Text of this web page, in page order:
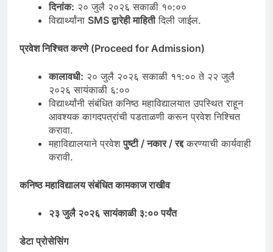
दिनांक: २० जुलै २०२६ सकाळी १०:००
विद्यार्थ्यांना SMSद्वारेही माहितीदिली जाईल.
प्रवेश निश्चित करणे(Proceed for Admission)
कालावधी: २० जुलै २०२६ सकाळी ११:०० ते २२ जुलै
२०२६ सायंकाळी ६:००
विद्यार्थ्यांनी संबंधित कनिष्ठ महाविद्यालयात उपस्थित राहून
आवश्यक कागदपत्रांची पडताळणी करून प्रवेश निश्चित
करावा.
महाविद्यालयाने प्रवेशपुष्टी/नकार/रद्दकरण्याची कार्यवाही
करावी.
कनिष्ठ महाविद्यालय संबंधित कामकाज राखीव
२३ जुलै २०२६ सायंकाळी ३:०० पर्यंत
डेटा प्रोसेसिंग